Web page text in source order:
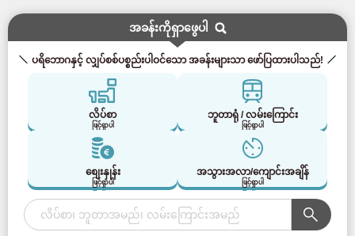
အခန်းကိုရှာဖွေပါ
ပရိဘောဂနှင့် လျှပ်စစ်ပစ္စည်းပါဝင်သော အခန်းများသာ ဖော်ပြထားပါသည်!
လိပ်စာ
ဖြင့်ရှာပါ
ဘူတာရုံ / လမ်းကြောင်း
ဖြင့်ရှာပါ
စျေးနှုန်း
ဖြင့်ရှာပါ
အသွားအလာ/ကျောင်းအချိန်
ဖြင့်ရှာပါ